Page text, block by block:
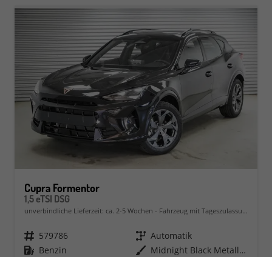
Cupra Formentor
1,5 eTSI DSG
unverbindliche Lieferzeit: ca. 2-5 Wochen Fahrzeug mit Tageszulassung
Fahrzeugnr. 579786 Getriebe Automatik
Kraftstoff Benzin Außenfarbe
Midnight Black Metallic (0E)